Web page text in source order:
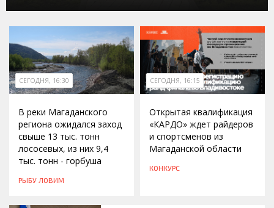
СЕГОДНЯ, 16:30
В реки Магаданского
региона ожидался заход
свыше 13 тыс. тонн
лососевых, из них 9,4
тыс. тонн - горбуша
РЫБУ ЛОВИМ
СЕГОДНЯ, 16:15
Открытая квалификация
«КАРДО» ждет райдеров
и спортсменов из
Магаданской области
КОНКУРС